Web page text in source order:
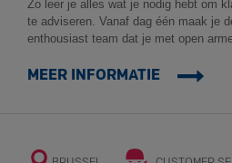
Zo leer je alles wat je nodig hebt om
te adviseren. Vanaf dag één maak je
enthousiast team dat je met open
MEER INFORMATIE